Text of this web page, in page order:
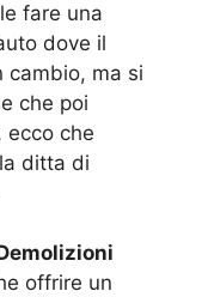
fare una
dove il
cambio, ma si
che poi
ecco che
ditta di
offrire un